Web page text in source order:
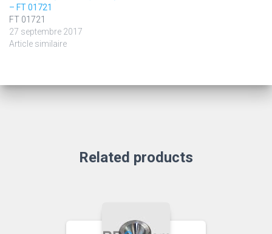
– FT 01721
FT 01721
27 septembre 2017
Article similaire
Related products